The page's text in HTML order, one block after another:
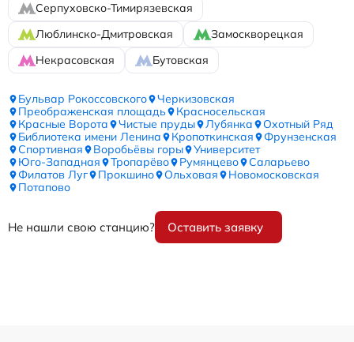
Серпуховско-Тимирязевская
Люблинско-Дмитровская
Замоскворецкая
Некрасовская
Бутовская
Бульвар Рокоссовского
Черкизовская
Преображенская площадь
Красносельская
Красные Ворота
Чистые пруды Лубянка
Охотный Ряд
Библиотека имени Ленина
Кропоткинская
Фрунзенская
Спортивная
Воробьёвы горы
Университет
Юго-Западная
Тропарёво Румянцево
Саларьево
Филатов Луг
Прокшино Ольховая
Новомосковская
Потапово
Не нашли свою станцию? Оставить заявку